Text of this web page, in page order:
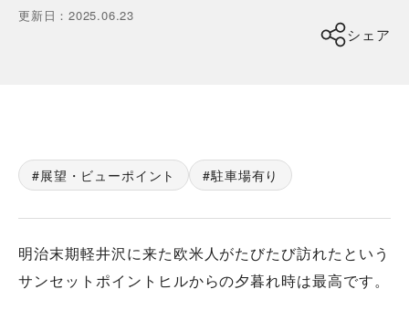
更新日 ：2025.06.23
シェア
展望・ビューポイント 駐車場有り
明治末期軽井沢に来た欧米人がたびたび訪れたという
サンセットポイントヒルからの夕暮れ時は最高です。